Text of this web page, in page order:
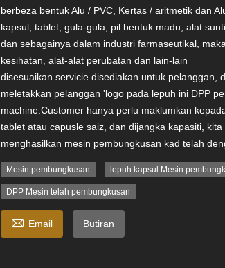
berbeza bentuk Alu / PVC, Kertas / aritmetik dan
kapsul, tablet, gula-gula, pil bentuk madu, alat
dan sebagainya dalam industri farmaseutikal,
kesihatan, alat-alat perubatan dan lain-lain
disesuaikan servicie disediakan untuk pelanggan,
meletakkan pelanggan 'logo pada lepuh ini DPP
machine.Customer hanya perlu maklumkan
tablet atau capusle saiz, dan dijangka kapasiti, kita
menghasilkan mesin pembungkusan kad telah
Mesin pembungkusan lepuh kapsul Mesin
DPP Mesin telah pembungkusan
 Email Butiran